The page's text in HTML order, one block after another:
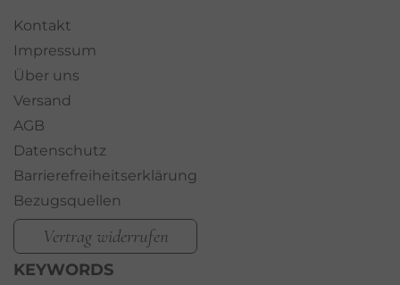
Kontakt
Impressum
Über uns
Versand
AGB
Datenschutz
Barrierefreiheitserklärung
Bezugsquellen
Vertrag widerrufen
KEYWORDS